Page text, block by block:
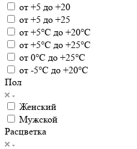
от +5 до +20
от +5 до +25
от +5°С до +20°С
от +5°С до +25°С
от 0°С до +25°С
от -5°С до +20°С
Пол
Женский
Мужской
Расцветка